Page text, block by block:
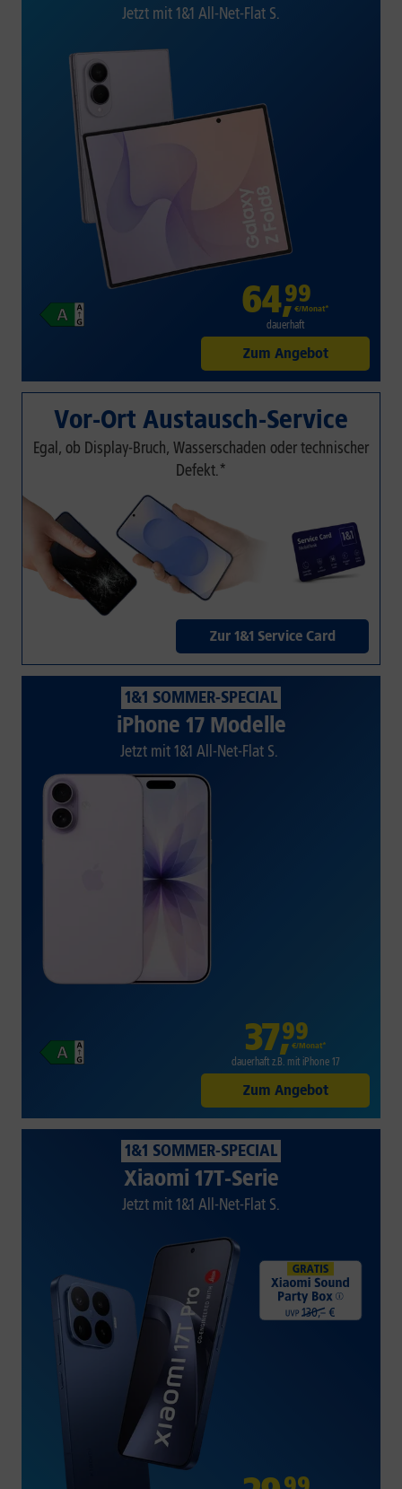
Jetzt mit 1&1 All-Net-Flat S.
64,99
€/Monat*
dauerhaft
Zum Angebot
Vor-Ort Austausch-Service
Egal, ob Display-Bruch, Wasserschaden oder technischer
Defekt.*
Zur 1&1 Service Card
1&1 SOMMER-SPECIAL
iPhone 17 Modelle
Jetzt mit 1&1 All-Net-Flat S.
37,99
€/Monat*
dauerhaft z.B. mit iPhone 17
Zum Angebot
1&1 SOMMER-SPECIAL
Xiaomi 17T-Serie
Jetzt mit 1&1 All-Net-Flat S.